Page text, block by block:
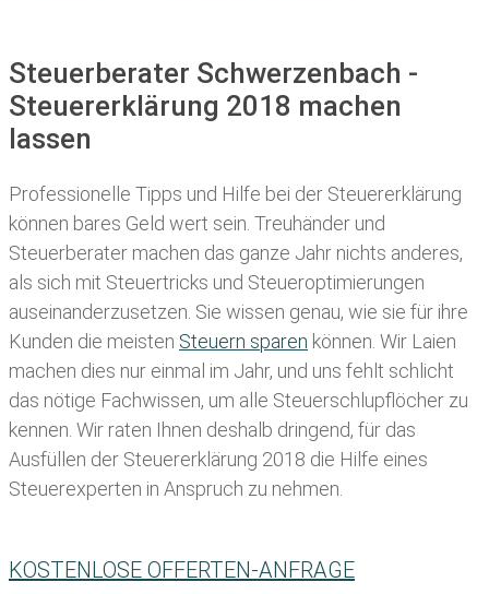
Steuerberater Schwerzenbach -
Steuererklärung 2018 machen
lassen
Professionelle Tipps und Hilfe bei der Steuererklärung
können bares Geld wert sein. Treuhänder und
Steuerberater machen das ganze Jahr nichts anderes,
als sich mit Steuertricks und Steueroptimierungen
auseinanderzusetzen. Sie wissen genau, wie sie für ihre
Kunden die meisten Steuern sparen können. Wir Laien
machen dies nur einmal im Jahr, und uns fehlt schlicht
das nötige Fachwissen, um alle Steuerschlupflöcher zu
kennen. Wir raten Ihnen deshalb dringend, für das
Ausfüllen der Steuererklärung 2018 die Hilfe eines
Steuerexperten in Anspruch zu nehmen.
KOSTENLOSE OFFERTEN-ANFRAGE